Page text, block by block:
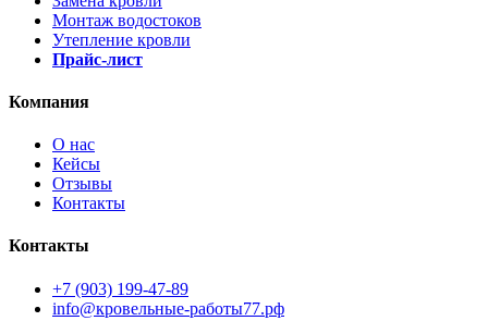
Монтаж водостоков
Утепление кровли
Прайс-лист
Компания
О нас
Кейсы
Отзывы
Контакты
Контакты
+7 (903) 199-47-89
info@кровельные-работы77.рф